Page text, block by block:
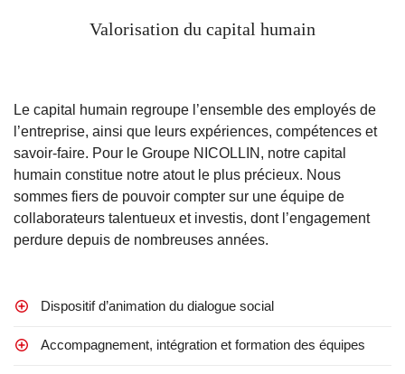
Valorisation du capital humain
Le capital humain regroupe l’ensemble des employés de
l’entreprise, ainsi que leurs expériences, compétences et
savoir-faire. Pour le Groupe NICOLLIN, notre capital
humain constitue notre atout le plus précieux. Nous
sommes fiers de pouvoir compter sur une équipe de
collaborateurs talentueux et investis, dont l’engagement
perdure depuis de nombreuses années.
Dispositif d’animation du dialogue social
Accompagnement, intégration et formation des équipes